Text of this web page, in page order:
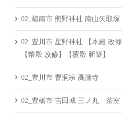
02_碧南市 熊野神社 南山矢取塚
02_豊川市 星野神社 【本殿 改
【幣殿 改修】【覆殿 新築】
02_豊川市 曹洞宗 高膳寺
02_豊橋市 吉田城 三ノ丸 茶室